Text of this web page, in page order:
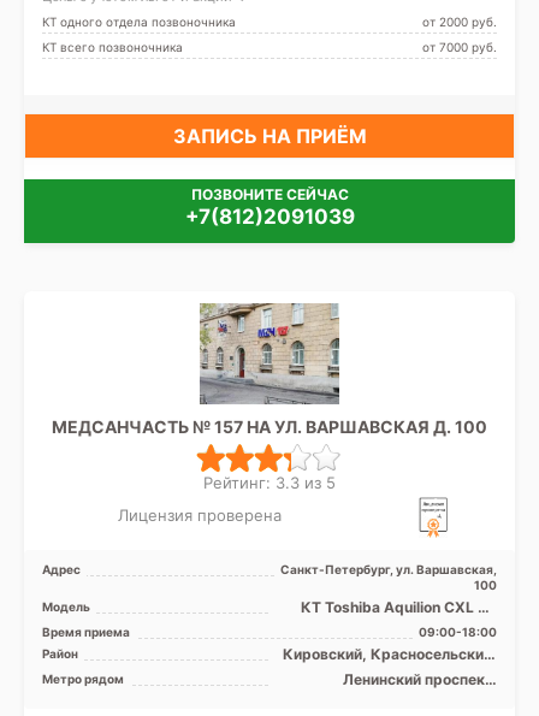
КТ одного отдела позвоночника
от 2000 pуб.
КТ всего позвоночника
от 7000 pуб.
ЗАПИСЬ НА ПРИЁМ
ПОЗВОНИТЕ СЕЙЧАС
+7(812)2091039
МЕДСАНЧАСТЬ № 157 НА УЛ. ВАРШАВСКАЯ Д. 100
Рейтинг: 3.3 из 5
Лицензия проверена
Адрес
Санкт-Петербург, ул. Варшавская,
100
Модель
КТ Toshiba Aquilion CXL 64
среза, УЗИ
Время приема
09:00-18:00
Район
Кировский, Красносельский,
Московский, Невский,
Пушкинский, Фрунзенский,
Метро рядом
Ленинский проспект,